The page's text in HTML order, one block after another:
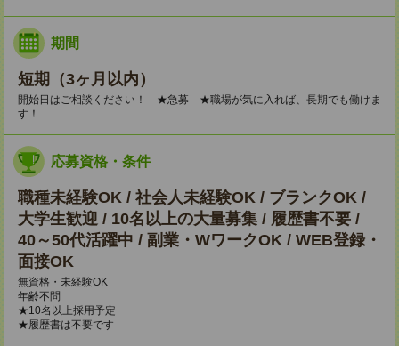
期間
短期（3ヶ月以内）
開始日はご相談ください！ ★急募 ★職場が気に入れば、長期でも働けま
す！
応募資格・条件
職種未経験OK / 社会人未経験OK / ブランクOK /
大学生歓迎 / 10名以上の大量募集 / 履歴書不要 /
40～50代活躍中 / 副業・WワークOK / WEB登録・
面接OK
無資格・未経験OK
年齢不問
★10名以上採用予定
★履歴書は不要です